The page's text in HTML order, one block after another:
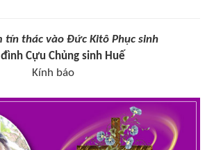
tín thác vào Đức Kitô Phục sinh
Cựu Chủng sinh Huế
Kính báo